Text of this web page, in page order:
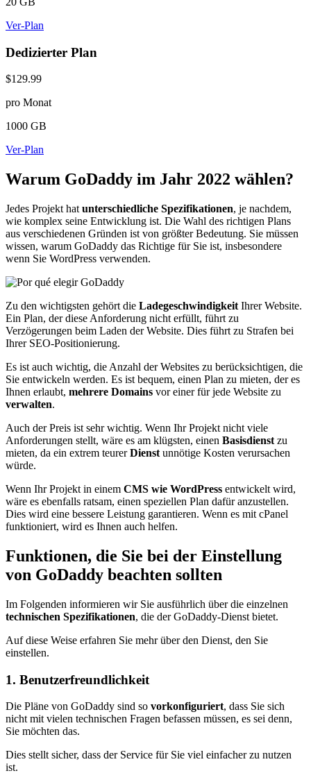
Ver-Plan
Dedizierter Plan
$129.99
pro Monat
1000 GB
Ver-Plan
Warum GoDaddy im Jahr 2022 wählen?
Jedes Projekt hat unterschiedliche Spezifikationen, je nachdem,
wie komplex seine Entwicklung ist. Die Wahl des richtigen Plans
aus verschiedenen Gründen ist von größter Bedeutung. Sie müssen
wissen, warum GoDaddy das Richtige für Sie ist, insbesondere
wenn Sie WordPress verwenden.
Zu den wichtigsten gehört die Ladegeschwindigkeit Ihrer Website.
Ein Plan, der diese Anforderung nicht erfüllt, führt zu
Verzögerungen beim Laden der Website. Dies führt zu Strafen bei
Ihrer SEO-Positionierung.
Es ist auch wichtig, die Anzahl der Websites zu berücksichtigen, die
Sie entwickeln werden. Es ist bequem, einen Plan zu mieten, der es
Ihnen erlaubt, mehrere Domains vor einer für jede Website zu
verwalten.
Auch der Preis ist sehr wichtig. Wenn Ihr Projekt nicht viele
Anforderungen stellt, wäre es am klügsten, einen Basisdienst zu
mieten, da ein extrem teurerDienst unnötige Kosten verursachen
würde.
Wenn Ihr Projekt in einem CMS wie WordPress entwickelt wird,
wäre es ebenfalls ratsam, einen speziellen Plan dafür anzustellen.
Dies wird eine bessere Leistung garantieren. Wenn es mit cPanel
funktioniert, wird es Ihnen auch helfen.
Funktionen, die Sie bei der Einstellung
von GoDaddy beachten sollten
Im Folgenden informieren wir Sie ausführlich über die einzelnen
technischen Spezifikationen, die der GoDaddy-Dienst bietet.
Auf diese Weise erfahren Sie mehr über den Dienst, den Sie
einstellen.
1. Benutzerfreundlichkeit
Die Pläne von GoDaddy sind so vorkonfiguriert, dass Sie sich
nicht mit vielen technischen Fragen befassen müssen, es sei denn,
Sie möchten das.
Dies stellt sicher, dass der Service für Sie viel einfacher zu nutzen
ist.